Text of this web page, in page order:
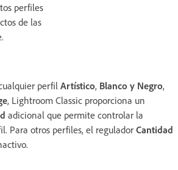
perfiles
de las
perfil Artístico, Blanco y Negro,
, Lightroom Classic proporciona un
adicional que permite controlar la
Para otros perfiles, el regulador Cantidad